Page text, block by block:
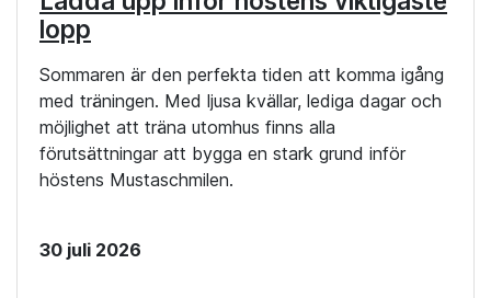
lopp
Sommaren är den perfekta tiden att komma igång
med träningen. Med ljusa kvällar, lediga dagar och
möjlighet att träna utomhus finns alla
förutsättningar att bygga en stark grund inför
höstens Mustaschmilen.
30 juli 2026